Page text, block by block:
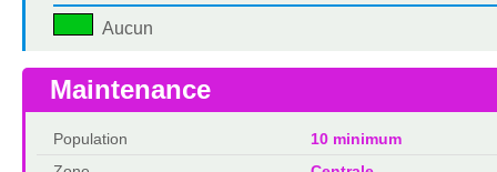
Aucun
Maintenance
Population
10 minimum